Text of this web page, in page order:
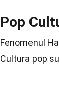
Pop
Fenomenul
Cultura pop